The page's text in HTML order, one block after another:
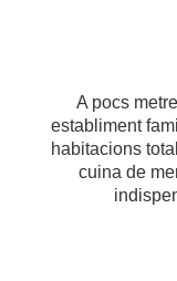
A pocs
establiment
habitacions
cuina de